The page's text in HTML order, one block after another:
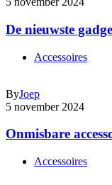
De nieuwste
Accessoires
ByJoep
5 november 2024
Onmisbare
Accessoires